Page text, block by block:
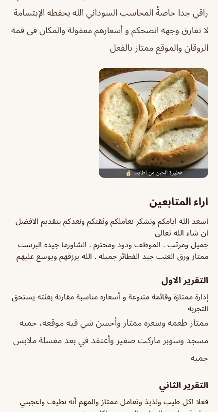
راقي جدا خاصةً المحاسب السوداني الله يحفظه الإبتسامة
لا تفارق وجهه انصحكم و أسعارهم معقولة والمكان فى قمة
الروقان والموقع ممتاز بالفعل
اراء المتابعين
اسعد الله ايامكم ونشكر تعاملكم وثقتكم ونعدكم بتقديم الافضل
ان شاء الله تعالى
جميل ومرتب . الموظف ودود ومحترم . الشاورما جيده البرست
ممتاز ورق العنب جيد الفطائر جميله . الله يرزقهم ويوسع عليهم
التقرير الاول
إدارة ممتازة وقائمة متنوعة و أسعاره مناسبة مقارنة بفئته يستحق
التجربة
ممتاز طعمه وسعره ممتاز وأحسن شي فيه موقعه، جمبه
مسجد وسوبر ماركت صغير وأعتقد في بعد مغسلة ملابس
جمبه
التقرير الثاني
فعلا اكل طيب ولذيذ وتعامل ممتاز والمهم أنه نظيف واعجبني